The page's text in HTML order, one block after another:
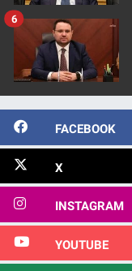
6
FACEBOOK
X
INSTAGRAM
YOUTUBE